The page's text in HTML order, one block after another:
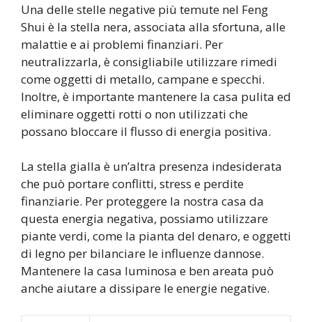
Una delle stelle negative più temute nel Feng
Shui è la stella nera, associata alla sfortuna, alle
malattie e ai problemi finanziari. Per
neutralizzarla, è consigliabile utilizzare rimedi
come oggetti di metallo, campane e specchi.
Inoltre, è importante mantenere la casa pulita ed
eliminare oggetti rotti o non utilizzati che
possano bloccare il flusso di energia positiva.
La stella gialla è un’altra presenza indesiderata
che può portare conflitti, stress e perdite
finanziarie. Per proteggere la nostra casa da
questa energia negativa, possiamo utilizzare
piante verdi, come la pianta del denaro, e oggetti
di legno per bilanciare le influenze dannose.
Mantenere la casa luminosa e ben areata può
anche aiutare a dissipare le energie negative.